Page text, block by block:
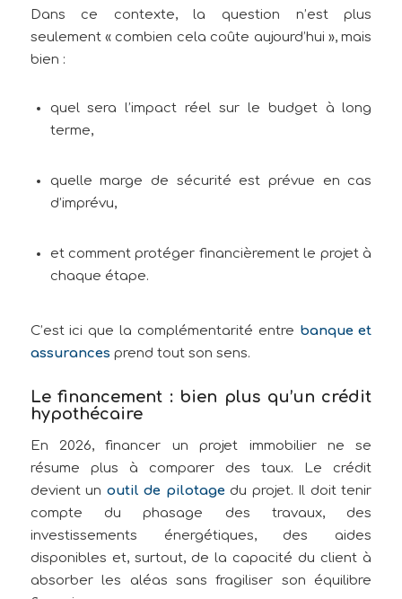
Dans ce contexte, la question n’est plus
seulement « combien cela coûte aujourd’hui », mais
bien :
quel sera l’impact réel sur le budget à long
terme,
quelle marge de sécurité est prévue en cas
d’imprévu,
et comment protéger financièrement le projet à
chaque étape.
C’est ici que la complémentarité entre banque et
assurancesprend tout son sens.
Le financement : bien plus qu’un crédit
hypothécaire
En 2026, financer un projet immobilier ne se
résume plus à comparer des taux. Le crédit
devient un outil de pilotage du projet. Il doit tenir
compte du phasage des travaux, des
investissements énergétiques, des aides
disponibles et, surtout, de la capacité du client à
absorber les aléas sans fragiliser son équilibre